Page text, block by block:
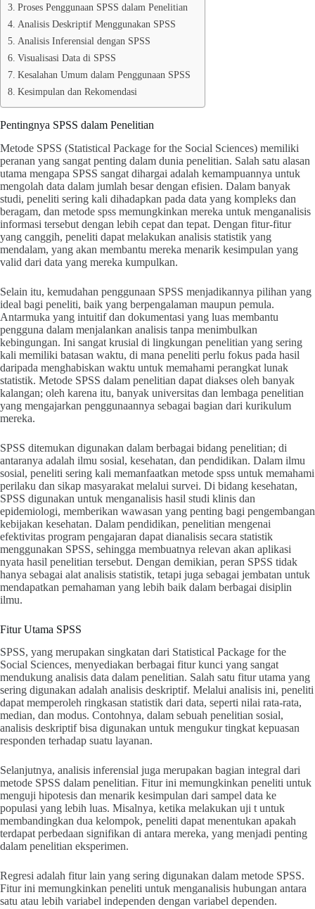
Proses Penggunaan SPSS dalam Penelitian
Analisis Deskriptif Menggunakan SPSS
Analisis Inferensial dengan SPSS
Visualisasi Data di SPSS
Kesalahan Umum dalam Penggunaan SPSS
Kesimpulan dan Rekomendasi
Pentingnya SPSS dalam Penelitian
Metode SPSS (Statistical Package for the Social Sciences) memiliki
peranan yang sangat penting dalam dunia penelitian. Salah satu alasan
utama mengapa SPSS sangat dihargai adalah kemampuannya untuk
mengolah data dalam jumlah besar dengan efisien. Dalam banyak
studi, peneliti sering kali dihadapkan pada data yang kompleks dan
beragam, dan metode spss memungkinkan mereka untuk menganalisis
informasi tersebut dengan lebih cepat dan tepat. Dengan fitur-fitur
yang canggih, peneliti dapat melakukan analisis statistik yang
mendalam, yang akan membantu mereka menarik kesimpulan yang
valid dari data yang mereka kumpulkan.
Selain itu, kemudahan penggunaan SPSS menjadikannya pilihan yang
ideal bagi peneliti, baik yang berpengalaman maupun pemula.
Antarmuka yang intuitif dan dokumentasi yang luas membantu
pengguna dalam menjalankan analisis tanpa menimbulkan
kebingungan. Ini sangat krusial di lingkungan penelitian yang sering
kali memiliki batasan waktu, di mana peneliti perlu fokus pada hasil
daripada menghabiskan waktu untuk memahami perangkat lunak
statistik. Metode SPSS dalam penelitian dapat diakses oleh banyak
kalangan; oleh karena itu, banyak universitas dan lembaga penelitian
yang mengajarkan penggunaannya sebagai bagian dari kurikulum
mereka.
SPSS ditemukan digunakan dalam berbagai bidang penelitian; di
antaranya adalah ilmu sosial, kesehatan, dan pendidikan. Dalam ilmu
sosial, peneliti sering kali memanfaatkan metode spss untuk memahami
perilaku dan sikap masyarakat melalui survei. Di bidang kesehatan,
SPSS digunakan untuk menganalisis hasil studi klinis dan
epidemiologi, memberikan wawasan yang penting bagi pengembangan
kebijakan kesehatan. Dalam pendidikan, penelitian mengenai
efektivitas program pengajaran dapat dianalisis secara statistik
menggunakan SPSS, sehingga membuatnya relevan akan aplikasi
nyata hasil penelitian tersebut. Dengan demikian, peran SPSS tidak
hanya sebagai alat analisis statistik, tetapi juga sebagai jembatan untuk
mendapatkan pemahaman yang lebih baik dalam berbagai disiplin
ilmu.
Fitur Utama SPSS
SPSS, yang merupakan singkatan dari Statistical Package for the
Social Sciences, menyediakan berbagai fitur kunci yang sangat
mendukung analisis data dalam penelitian. Salah satu fitur utama yang
sering digunakan adalah analisis deskriptif. Melalui analisis ini, peneliti
dapat memperoleh ringkasan statistik dari data, seperti nilai rata-rata,
median, dan modus. Contohnya, dalam sebuah penelitian sosial,
analisis deskriptif bisa digunakan untuk mengukur tingkat kepuasan
responden terhadap suatu layanan.
Selanjutnya, analisis inferensial juga merupakan bagian integral dari
metode SPSS dalam penelitian. Fitur ini memungkinkan peneliti untuk
menguji hipotesis dan menarik kesimpulan dari sampel data ke
populasi yang lebih luas. Misalnya, ketika melakukan uji t untuk
membandingkan dua kelompok, peneliti dapat menentukan apakah
terdapat perbedaan signifikan di antara mereka, yang menjadi penting
dalam penelitian eksperimen.
Regresi adalah fitur lain yang sering digunakan dalam metode SPSS.
Fitur ini memungkinkan peneliti untuk menganalisis hubungan antara
satu atau lebih variabel independen dengan variabel dependen.